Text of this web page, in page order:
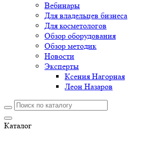
Вебинары
Для владельцев бизнеса
Для косметологов
Обзор оборудования
Обзор методик
Новости
Эксперты
Ксения Нагорная
Леон Назаров
Каталог